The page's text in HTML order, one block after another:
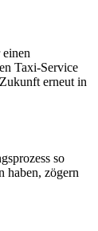
Taxi-Service
erneut in
so
haben, zögern